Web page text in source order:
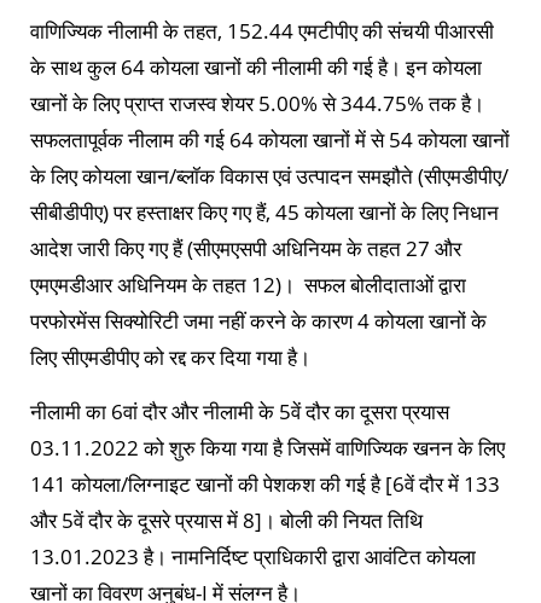
वाणिज्यिक नीलामी के तहत, 152.44 एमटीपीए की संचयी पीआरसी
के साथ कुल 64 कोयला खानों की नीलामी की गई है। इन कोयला
खानों के लिए प्राप्त राजस्व शेयर 5.00% से 344.75% तक है।
सफलतापूर्वक नीलाम की गई 64 कोयला खानों में से 54 कोयला खानों
के लिए कोयला खान/ब्लॉक विकास एवं उत्पादन समझौते (सीएमडीपीए/
सीबीडीपीए) पर हस्ताक्षर किए गए हैं, 45 कोयला खानों के लिए निधान
आदेश जारी किए गए हैं (सीएमएसपी अधिनियम के तहत 27 और
एमएमडीआर अधिनियम के तहत 12)। सफल बोलीदाताओं द्वारा
परफोरमेंस सिक्योरिटी जमा नहीं करने के कारण 4 कोयला खानों के
लिए सीएमडीपीए को रद्द कर दिया गया है।
नीलामी का 6वां दौर और नीलामी के 5वें दौर का दूसरा प्रयास
03.11.2022 को शुरु किया गया है जिसमें वाणिज्यिक खनन के लिए
141 कोयला/लिग्नाइट खानों की पेशकश की गई है [6वें दौर में 133
और 5वें दौर के दूसरे प्रयास में 8]। बोली की नियत तिथि
13.01.2023 है। नामनिर्दिष्ट प्राधिकारी द्वारा आवंटित कोयला
खानों का विवरण अनुबंध-I में संलग्न है।